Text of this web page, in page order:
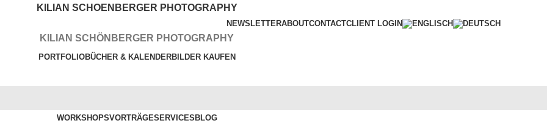
KILIAN SCHOENBERGER PHOTOGRAPHY
NEWSLETTERABOUTCONTACTCLIENT LOGIN
KILIAN SCHÖNBERGER PHOTOGRAPHY
PORTFOLIOBÜCHER & KALENDERBILDER KAUFEN
WORKSHOPSVORTRÄGESERVICES BLOG